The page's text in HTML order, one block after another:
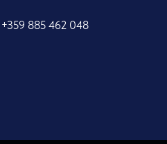
+359 885 462 048